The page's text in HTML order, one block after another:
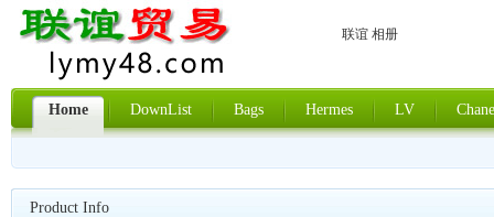
联谊 相册
Home DownList Bags Hermes LV
Product Info